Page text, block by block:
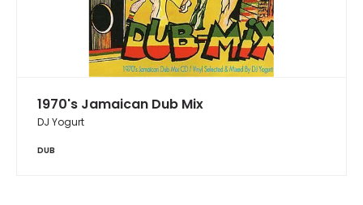
1970's Jamaican Dub Mix
DJ Yogurt
DUB